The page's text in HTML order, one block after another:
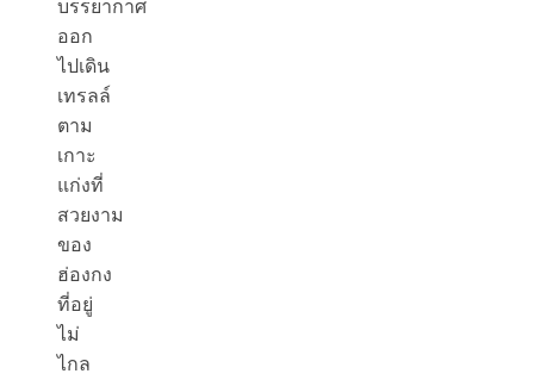
บรรยากาศ
ออก
ไปเดิน
เทรลล์
ตาม
เกาะ
แก่งที่
สวยงาม
ของ
ฮ่องกง
ที่อยู่
ไม่
ไกล